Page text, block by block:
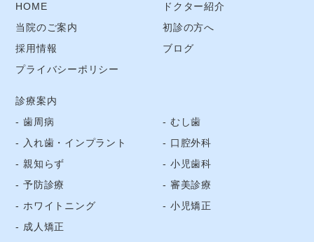
HOME
ドクター紹介
当院のご案内
初診の方へ
採用情報
ブログ
プライバシーポリシー
診療案内
歯周病
むし歯
入れ歯・インプラント
口腔外科
親知らず
小児歯科
予防診療
審美診療
ホワイトニング
小児矯正
成人矯正